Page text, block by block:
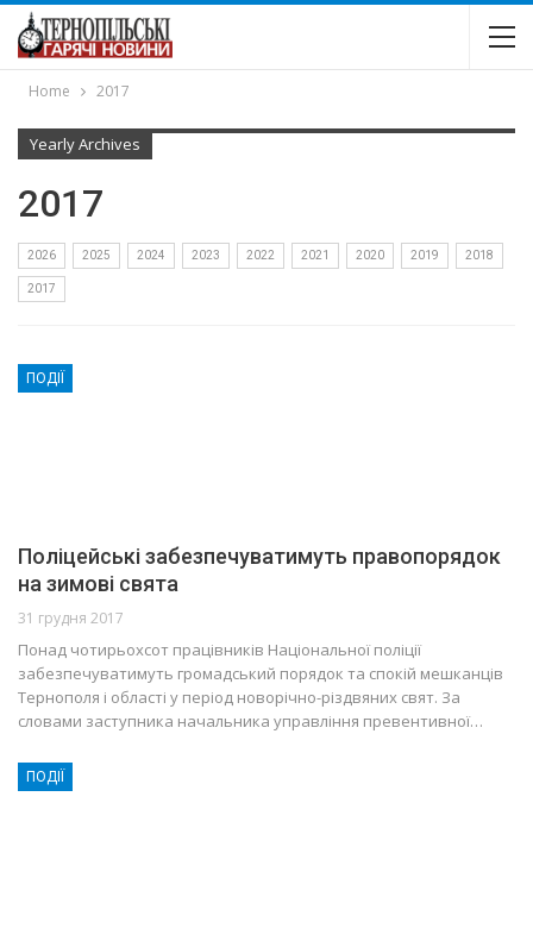
Home 2017
Yearly Archives
2017
2026 2025 2024 2023 2022 2021 2020 2019 2018
2017
ПОДІЇ
Поліцейські забезпечуватимуть правопорядок
на зимові свята
31 грудня 2017
Понад чотирьохсот працівників Національної поліції
забезпечуватимуть громадський порядок та спокій мешканців
Тернополя і області у період новорічно-різдвяних свят. За
словами заступника начальника управління превентивної…
ПОДІЇ